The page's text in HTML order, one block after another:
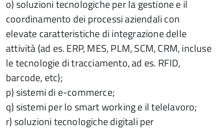
o) soluzioni tecnologiche per la gestione e il
coordinamento dei processi aziendali con
elevate caratteristiche di integrazione delle
attività (ad es. ERP, MES, PLM, SCM, CRM, incluse
le tecnologie di tracciamento, ad es. RFID,
barcode, etc);
p) sistemi di e-commerce;
q) sistemi per lo smart working e il telelavoro;
r) soluzioni tecnologiche digitali per